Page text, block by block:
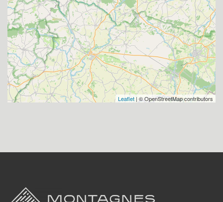
Leaflet | © OpenStreetMap contributors